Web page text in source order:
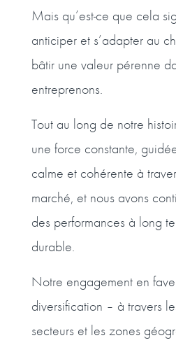
Mais qu’est-ce que cela
anticiper et s’adapter au
bâtir une valeur pérenne
entreprenons.
Tout au long de notre
une force constante,
calme et cohérente à
marché, et nous avons
des performances à long
durable.
Notre engagement en
diversification – à travers
secteurs et les zones